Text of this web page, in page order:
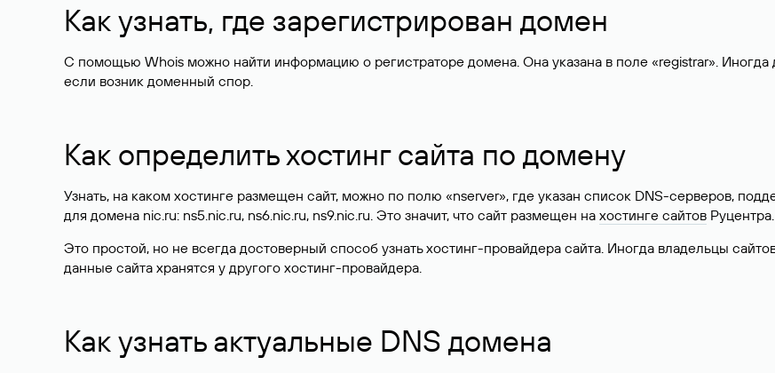
Как узнать, где зарегистрирован домен
С помощью Whois можно найти информацию о регистраторе домена. Она указана в поле «registrar».
если возник доменный спор.
Как определить хостинг сайта по домену
Узнать, на каком хостинге размещен сайт, можно по полю «nserver», где указан список DNS-серверов,
для домена nic.ru: ns5.nic.ru, ns6.nic.ru, ns9.nic.ru. Это значит, что сайт размещен на хостинге сайтов Руцентра.
Это простой, но не всегда достоверный способ узнать хостинг-провайдера сайта. Иногда владельцы
данные сайта хранятся у другого хостинг-провайдера.
Как узнать актуальные DNS домена